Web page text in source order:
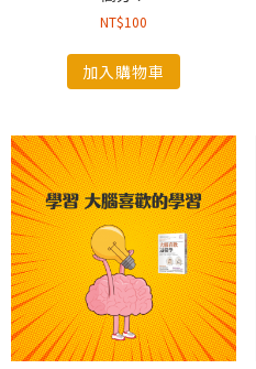
NT$100
加入購物車